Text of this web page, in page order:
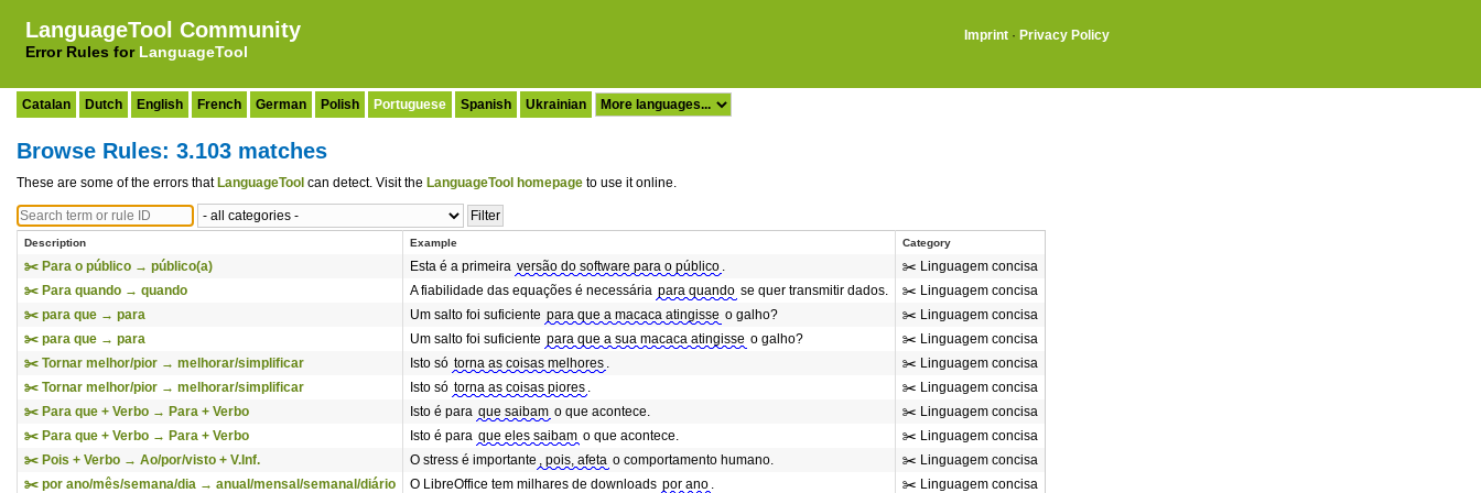
LanguageTool Community
Error Rules for LanguageTool
Imprint · Privacy Policy
Catalan Dutch English French German Polish Portuguese Spanish Ukrainian
Browse Rules: 3.103 matches
These are some of the errors that LanguageTool can detect. Visit the LanguageTool homepage to use it online.
Description Example Category
✂️ Para o público → público(a) Esta é a primeira versão do software para o público .
✂️ Linguagem concisa
✂️ Para quando → quando
A fiabilidade das equações é necessária para quando se quer transmitir dados.
✂️ Linguagem concisa
✂️ para que → para
Um salto foi suficiente para que a macaca atingisse o galho?
✂️ Linguagem concisa
✂️ para que → para
Um salto foi suficiente para que a sua macaca atingisse o galho?
✂️ Linguagem concisa
✂️ Tornar melhor/pior → melhorar/simplificar
Isto só torna as coisas melhores .
✂️ Linguagem concisa
✂️ Tornar melhor/pior → melhorar/simplificar
Isto só torna as coisas piores .
✂️ Linguagem concisa
✂️ Para que + Verbo → Para + Verbo
Isto é para que saibam o que acontece.
✂️ Linguagem concisa
✂️ Para que + Verbo → Para + Verbo
Isto é para que eles saibam o que acontece.
✂️ Linguagem concisa
✂️ Pois + Verbo → Ao/por/visto + V.Inf.
O stress é importante , pois, afeta o comportamento humano.
✂️ Linguagem concisa
✂️ por ano/mês/semana/dia → anual/mensal/semanal/diário
O LibreOffice tem milhares de downloads por ano . ✂️ Linguagem concisa